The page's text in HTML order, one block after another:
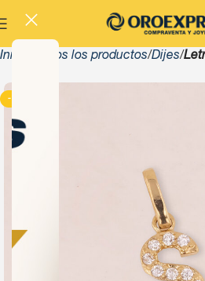
Inicio Todos los productos Dijes
-13%